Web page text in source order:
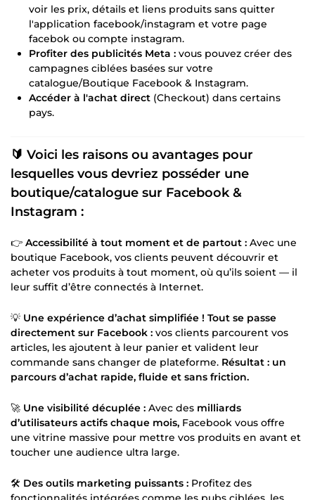
voir les prix, détails et liens produits sans quitter
l'application facebook/instagram et votre page
facebok ou compte instagram.
Profiter des publicités Meta : vous pouvez créer des
campagnes ciblées basées sur votre
catalogue/Boutique Facebook & Instagram.
Accéder à l'achat direct (Checkout) dans certains
pays.
🔰 Voici les raisons ou avantages pour
lesquelles vous devriez posséder une
boutique/catalogue sur Facebook &
Instagram :
👉 Accessibilité à tout moment et de partout : Avec une
boutique Facebook, vos clients peuvent découvrir et
acheter vos produits à tout moment, où qu’ils soient — il
leur suffit d’être connectés à Internet.
💡 Une expérience d’achat simplifiée ! Tout se passe
directement sur Facebook : vos clients parcourent vos
articles, les ajoutent à leur panier et valident leur
commande sans changer de plateforme. Résultat : un
parcours d’achat rapide, fluide et sans friction.
🚀 Une visibilité décuplée : Avec des milliards
d’utilisateurs actifs chaque mois, Facebook vous offre
une vitrine massive pour mettre vos produits en avant et
toucher une audience ultra large.
🛠 Des outils marketing puissants : Profitez des